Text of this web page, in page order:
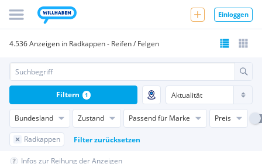
Einloggen
4.536 Anzeigen in Radkappen - Reifen / Felgen
Bundesland Zustand Passend für Marke Preis
Radkappen Filter zurücksetzen
Filtern 1
Infos zur Reihung der Anzeigen